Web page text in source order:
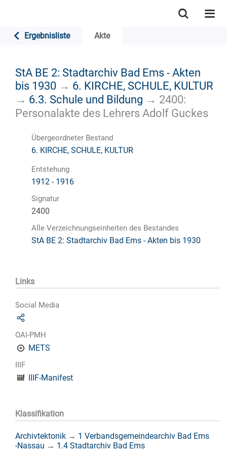
Ergebnisliste Akte
StA BE 2: Stadtarchiv Bad Ems - Akten
bis 1930 → 6. KIRCHE, SCHULE, KULTUR
→ 6.3. Schule und Bildung → 2400:
Personalakte des Lehrers Adolf Guckes
Übergeordneter Bestand
6. KIRCHE, SCHULE, KULTUR
Entstehung
1912 - 1916
Signatur
2400
Alle Verzeichnungseinheiten des Bestandes
StA BE 2: Stadtarchiv Bad Ems - Akten bis 1930
Links
Social Media
OAI-PMH
METS
IIIF
IIIF-Manifest
Klassifikation
Archivtektonik → 1 Verbandsgemeindearchiv Bad Ems
-Nassau → 1.4 Stadtarchiv Bad Ems